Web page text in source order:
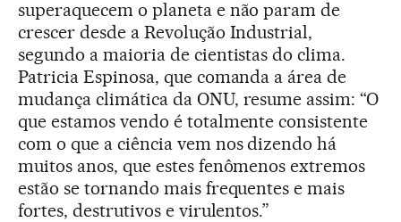
superaquecem o planeta e não param de
crescer desde a Revolução Industrial,
segundo a maioria de cientistas do clima.
Patricia Espinosa, que comanda a área de
mudança climática da ONU, resume assim: “O
que estamos vendo é totalmente consistente
com o que a ciência vem nos dizendo há
muitos anos, que estes fenômenos extremos
estão se tornando mais frequentes e mais
fortes, destrutivos e virulentos.”